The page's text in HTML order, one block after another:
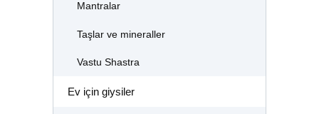
Mantralar
Taşlar ve mineraller
Vastu Shastra
Ev için giysiler